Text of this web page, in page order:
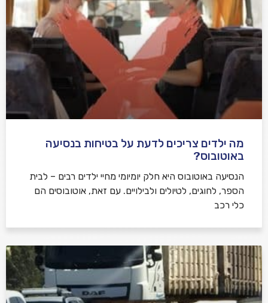
מה ילדים צריכים לדעת על בטיחות בנסיעה
באוטובוס?
הנסיעה באוטובוס היא חלק יומיומי מחיי ילדים רבים – לבית
הספר, לחוגים, לטיולים ולבילויים. עם זאת, אוטובוסים הם
כלי רכב